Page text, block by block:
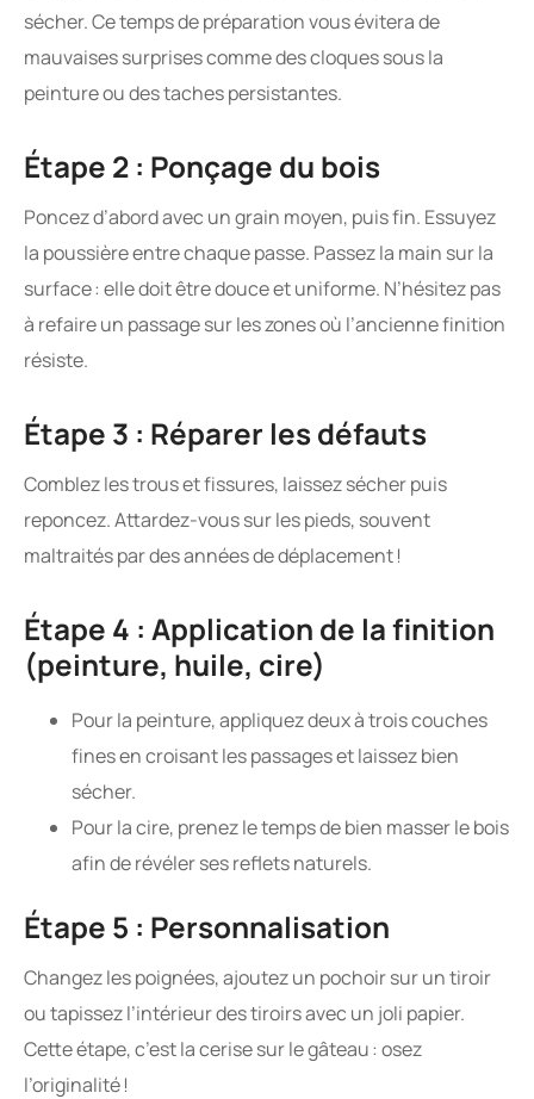
sécher. Ce temps de préparation vous évitera de
mauvaises surprises comme des cloques sous la
peinture ou des taches persistantes.
Étape 2 : Ponçage du bois
Poncez d’abord avec un grain moyen, puis fin. Essuyez
la poussière entre chaque passe. Passez la main sur la
surface : elle doit être douce et uniforme. N’hésitez pas
à refaire un passage sur les zones où l’ancienne finition
résiste.
Étape 3 : Réparer les défauts
Comblez les trous et fissures, laissez sécher puis
reponcez. Attardez-vous sur les pieds, souvent
maltraités par des années de déplacement !
Étape 4 : Application de la finition
(peinture, huile, cire)
Pour la peinture, appliquez deux à trois couches
fines en croisant les passages et laissez bien
sécher.
Pour la cire, prenez le temps de bien masser le bois
afin de révéler ses reflets naturels.
Étape 5 : Personnalisation
Changez les poignées, ajoutez un pochoir sur un tiroir
ou tapissez l’intérieur des tiroirs avec un joli papier.
Cette étape, c’est la cerise sur le gâteau : osez
l’originalité !